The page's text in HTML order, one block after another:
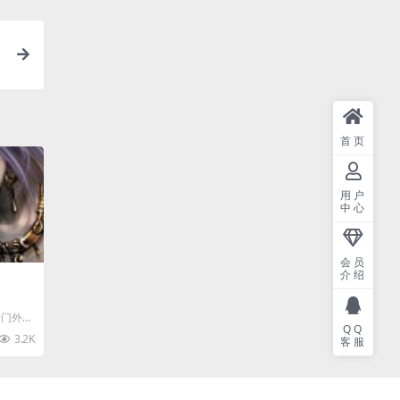
外门
唐
3.2K
首页
用户
中心
会员
介绍
QQ
客服